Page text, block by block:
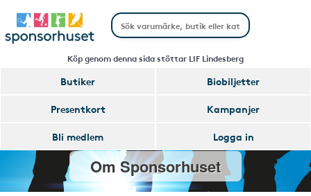
Köp genom denna sida stöttar LIF Lindesberg
Butiker
Biobiljetter
Presentkort
Kampanjer
Bli medlem
Logga in
Om Sponsorhuset